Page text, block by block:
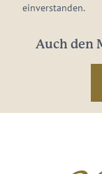
einverstanden.
Auch den